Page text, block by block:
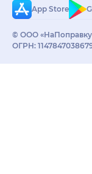
App Store
© ООО
ОГРН: